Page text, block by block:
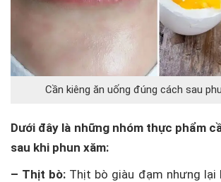
Cần kiêng ăn uống đúng cách sau
Dưới đây là những nhóm thực phẩm
sau khi phun xăm:
– Thịt bò: Thịt bò giàu đạm nhưng